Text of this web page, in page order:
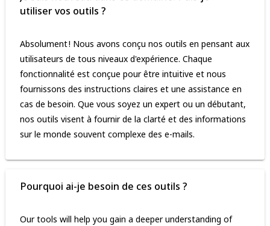
utiliser vos outils ?
Absolument ! Nous avons conçu nos outils en pensant aux
utilisateurs de tous niveaux d'expérience. Chaque
fonctionnalité est conçue pour être intuitive et nous
fournissons des instructions claires et une assistance en
cas de besoin. Que vous soyez un expert ou un débutant,
nos outils visent à fournir de la clarté et des informations
sur le monde souvent complexe des e-mails.
Pourquoi ai-je besoin de ces outils ?
Our tools will help you gain a deeper understanding of